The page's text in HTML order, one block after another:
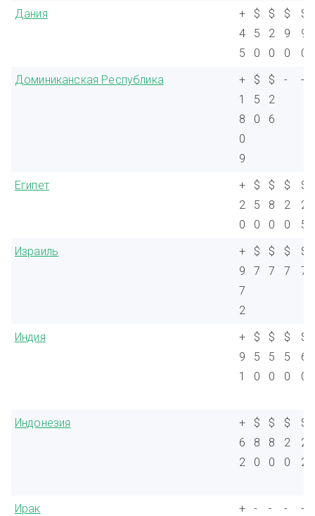
Дания
+
4
5
$
5
0
$
2
0
$
9
0
$
9
0
Доминиканская Республика
+
1
8
0
9
$
5
0
$
2
6
- -
Египет
+
2
0
$
5
0
$
8
0
$
2
0
$
2
5
Израиль
+
9
7
2
$
7
$
7
$
7
$
7
Индия
+
9
1
$
5
0
$
5
0
$
5
0
$
6
0
Индонезия
+
6
2
$
8
0
$
8
0
$
2
0
$
2
2
Ирак
+
- - - -